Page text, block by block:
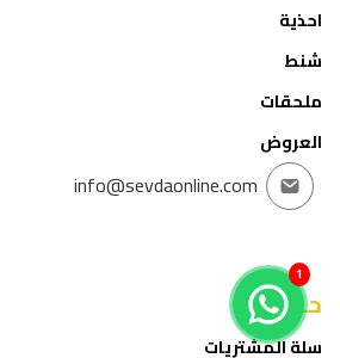
احذية
شنط
ملحقات
العروض
info@sevdaonline.com
حسابي
سلة المشتريات
1